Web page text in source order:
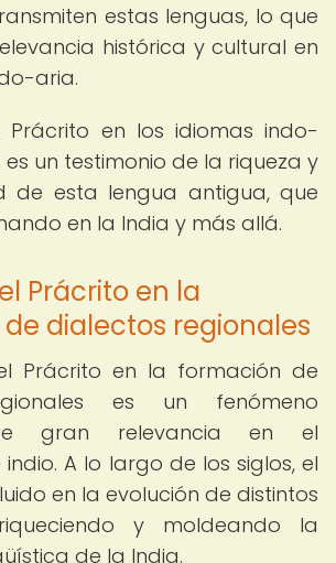
estas lenguas, lo que
histórica y cultural en
aria.
Prácrito en los idiomas indo-
un testimonio de la riqueza y
de esta lengua antigua, que
en la India y más allá.
Prácrito en la
dialectos regionales
Prácrito en la formación de
es un fenómeno
gran relevancia en el
A lo largo de los siglos, el
en la evolución de distintos
y moldeando la
de la India.